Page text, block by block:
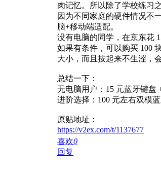
肉记忆。所以除了学校练习
因为不同家庭的硬件情况不
脑+移动端适配。
没有电脑的同学，在京东花
如果有条件，可以购买 100
大小，而且按起来不生涩，
总结一下：
无电脑用户：15 元蓝牙键盘
进阶选择：100 元左右双模
原贴地址：
https://v2ex.com/t/1137677
喜欢0
回复